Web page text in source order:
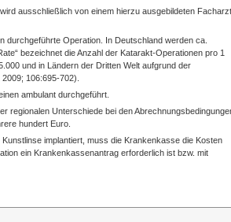
ausschließlich von einem hierzu ausgebildeten Facharzt
durchgeführte Operation. In Deutschland werden ca.
bezeichnet die Anzahl der Katarakt-Operationen pro 1
und in Ländern der Dritten Welt aufgrund der
106:695-702).
ambulant durchgeführt.
regionalen Unterschiede bei den
hundert Euro.
implantiert, muss die Krankenkasse die Kosten
ein Krankenkassenantrag erforderlich ist bzw. mit